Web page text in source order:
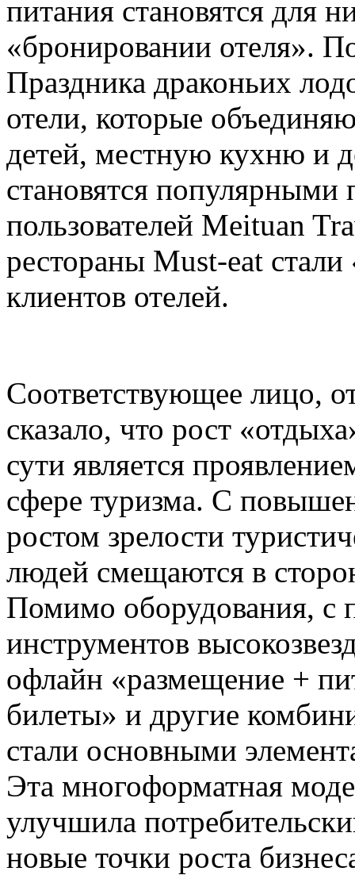
питания становятся для
«бронировании отеля».
Праздника драконьих
отели, которые
детей, местную кухню и
становятся
пользователей Meituan
рестораны Must-eat
клиентов отелей.
Соответствующее лицо,
сказало, что рост
сути является
сфере туризма. С
ростом зрелости
людей смещаются в
Помимо оборудования,
инструментов
офлайн «размещение +
билеты» и другие
стали основными
Эта многоформатная
улучшила
новые точки роста